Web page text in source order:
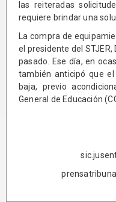
las reiteradas
requiere brindar una
La compra de
el presidente del
pasado. Ese día, en
también anticipó que
baja, previo
General de Educación